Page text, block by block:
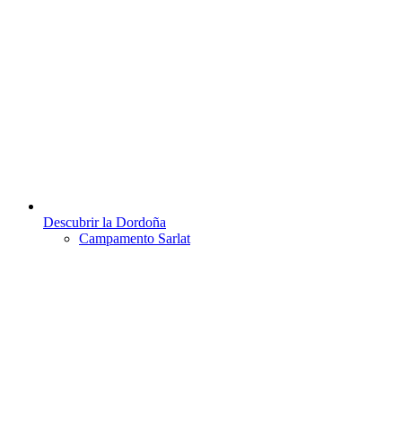
Descubrir la Dordoña
Campamento Sarlat